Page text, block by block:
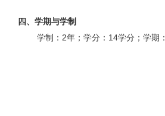
四、 学期与学制
学制： 2年；学分： 14学分；学期：